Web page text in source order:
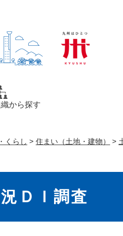
から探す
くらし > 住まい（土地・建物） >
ＤＩ調査